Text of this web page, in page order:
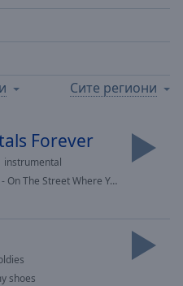
Сите региони
Forever
instrumental
The Street Where You Live
shoes